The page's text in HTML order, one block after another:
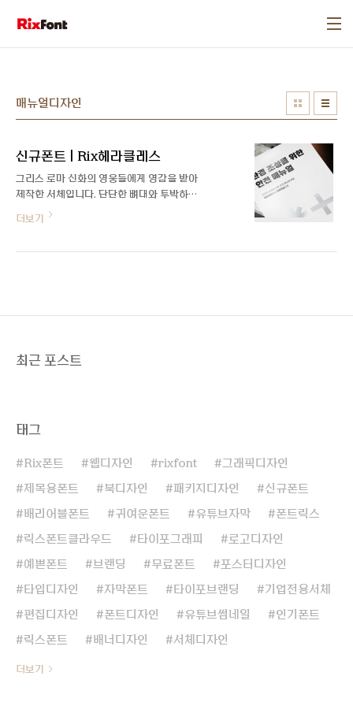
매뉴얼디자인
신규폰트 | Rix헤라클레스
그리스 로마 신화의 영웅들에게 영감을 받아
제작한 서체입니다. 단단한 뼈대와 투박하고
묵직한, 개성 있는 획이 특징으로 강인한 인
상이 느껴집니다. Light부터 Bold까지 3종
더보기
최근 포스트
태그
Rix폰트 웹디자인 rixfont 그래픽디자인
제목용폰트 북디자인 패키지디자인 신규폰트
배리어블폰트 귀여운폰트 유튜브자막 폰트릭스
릭스폰트클라우드 타이포그래피 로고디자인
예쁜폰트 브랜딩 무료폰트 포스터디자인
타입디자인 자막폰트 타이포브랜딩 기업전용서체
편집디자인 폰트디자인 유튜브썸네일 인기폰트
릭스폰트 배너디자인 서체디자인
더보기